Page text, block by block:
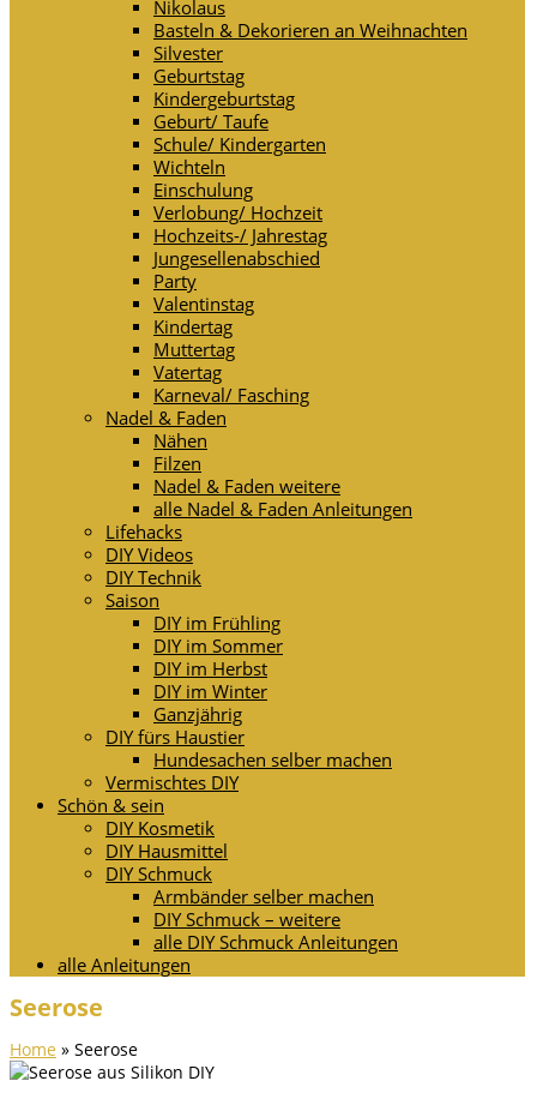
Nikolaus
Basteln & Dekorieren an Weihnachten
Silvester
Geburtstag
Kindergeburtstag
Geburt/ Taufe
Schule/ Kindergarten
Wichteln
Einschulung
Verlobung/ Hochzeit
Hochzeits-/ Jahrestag
Jungesellenabschied
Party
Valentinstag
Kindertag
Muttertag
Vatertag
Karneval/ Fasching
Nadel & Faden
Nähen
Filzen
Nadel & Faden weitere
alle Nadel & Faden Anleitungen
Lifehacks
DIY Videos
DIY Technik
Saison
DIY im Frühling
DIY im Sommer
DIY im Herbst
DIY im Winter
Ganzjährig
DIY fürs Haustier
Hundesachen selber machen
Vermischtes DIY
Schön & sein
DIY Kosmetik
DIY Hausmittel
DIY Schmuck
Armbänder selber machen
DIY Schmuck – weitere
alle DIY Schmuck Anleitungen
alle Anleitungen
Seerose
Home » Seerose